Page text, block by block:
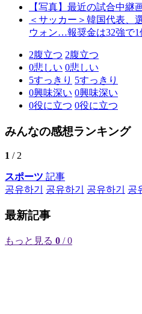
【写真】最近の試合中継
＜サッカー＞韓国代表、
ウォン…報奨金は32強で1
2腹立つ 2腹立つ
0悲しい 0悲しい
5すっきり 5すっきり
0興味深い 0興味深い
0役に立つ 0役に立つ
みんなの感想ランキング
1 / 2
スポーツ 記事
공유하기
공유하기 공유하기 공
最新記事
もっと見る 0 / 0